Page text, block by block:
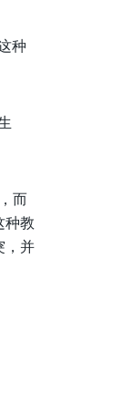
种
而
种教
，并